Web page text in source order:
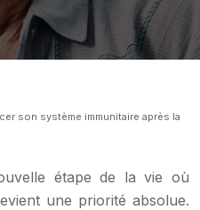
son système immunitaire après la
étape de la vie où
une priorité absolue.